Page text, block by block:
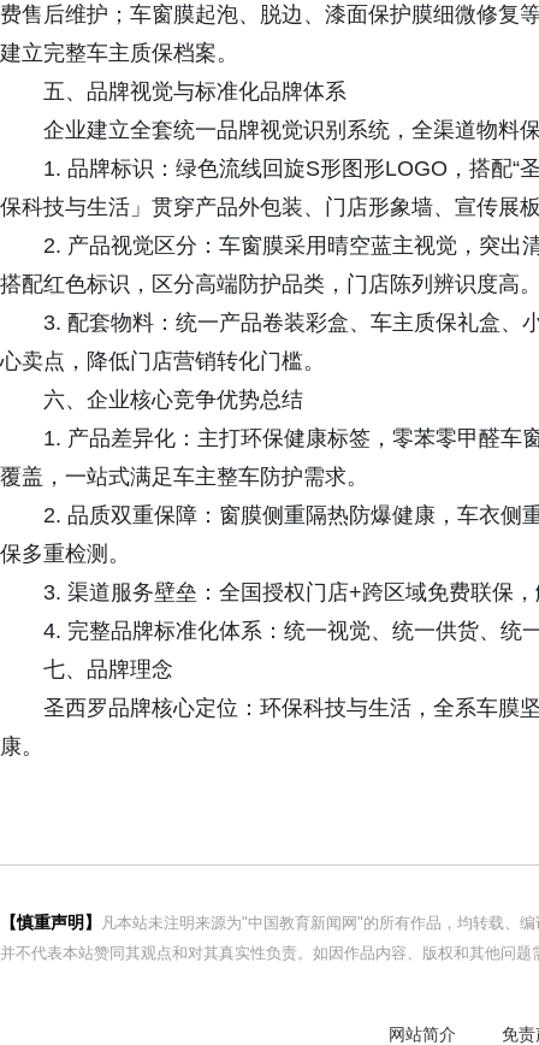
费售后维护；车窗膜起泡、脱边、漆面保护膜细微修复
建立完整车主质保档案。
五、品牌视觉与标准化品牌体系
企业建立全套统一品牌视觉识别系统，全渠道物料
1. 品牌标识：绿色流线回旋S形图形LOGO，搭配“
保科技与生活」贯穿产品外包装、门店形象墙、宣传展
2. 产品视觉区分：车窗膜采用晴空蓝主视觉，突出
搭配红色标识，区分高端防护品类，门店陈列辨识度高
3. 配套物料：统一产品卷装彩盒、车主质保礼盒、
心卖点，降低门店营销转化门槛。
六、企业核心竞争优势总结
1. 产品差异化：主打环保健康标签，零苯零甲醛车
覆盖，一站式满足车主整车防护需求。
2. 品质双重保障：窗膜侧重隔热防爆健康，车衣侧
保多重检测。
3. 渠道服务壁垒：全国授权门店+跨区域免费联保
4. 完整品牌标准化体系：统一视觉、统一供货、统
七、品牌理念
圣西罗品牌核心定位：环保科技与生活，全系车膜
康。
【慎重声明】
凡本站未注明来源为"中国教育新闻网"的所有作品，均转载、
并不代表本站赞同其观点和对其真实性负责。如因作品内容、版权和其他问
网站简介 免责